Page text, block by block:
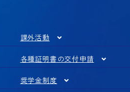
課外活動
各種証明書の交付申請
奨学金制度